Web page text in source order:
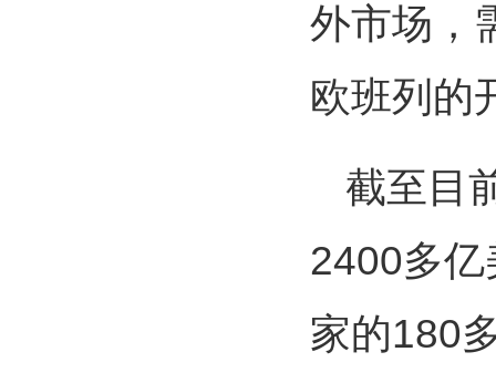
外市场，
欧班列的
截至目
2400多
家的180